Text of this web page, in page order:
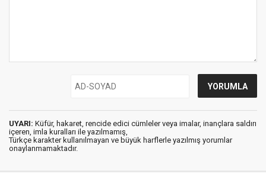
UYARI: Küfür, hakaret, rencide edici cümleler veya imalar, inançlara saldırı
içeren, imla kuralları ile yazılmamış,
Türkçe karakter kullanılmayan ve büyük harflerle yazılmış yorumlar
onaylanmamaktadır.